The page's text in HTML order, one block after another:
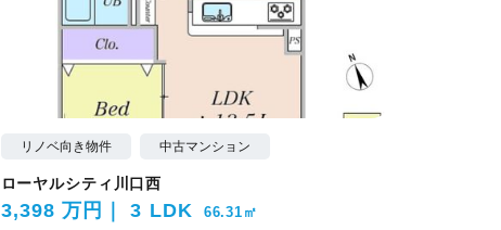
リノベ向き物件 中古マンション
ローヤルシティ川口西
3,398 万円 3 LDK 66.31㎡